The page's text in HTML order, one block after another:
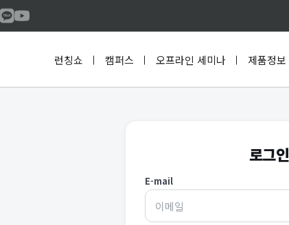
런칭쇼 캠퍼스 오프라인 세미나 제품정보
로그인
E-mail